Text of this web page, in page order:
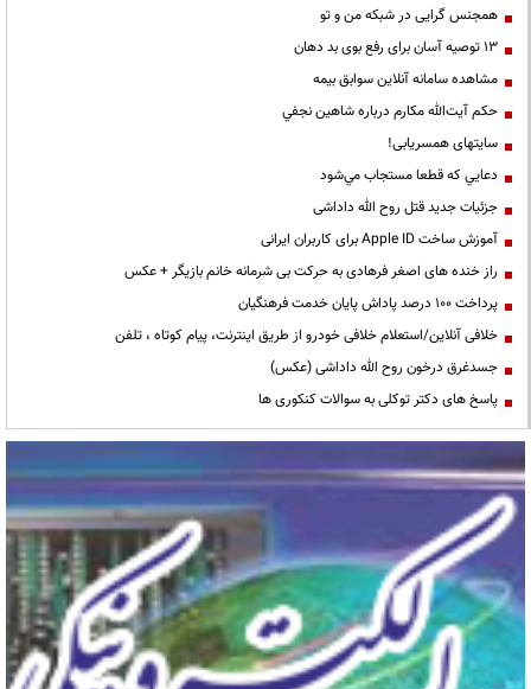
همجنس گرایی در شبکه من و تو
13 توصیه آسان برای رفع بوی بد دهان
مشاهده سامانه آنلاين سوابق بیمه
حكم آيت‌الله مكارم درباره شاهين نجفي
سایتهای همسریابی!
دعايي كه قطعا مستجاب مي‌شود
جزئیات جدید قتل روح الله داداشی
آموزش ساخت Apple ID برای کاربران ایرانی
راز خنده های اصغر فرهادی به حرکت بی شرمانه خانم بازیگر + عکس
پرداخت ۱۰۰ درصد پاداش پایان خدمت فرهنگیان
خلافی آنلاین/استعلام خلافی خودرو از طریق اینترنت، پیام کوتاه ، تلفن
جسدغرق درخون روح الله داداشی (عکس)
پاسخ های دکتر توکلی به سوالات کنکوری ها